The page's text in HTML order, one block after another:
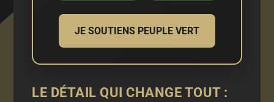
JE SOUTIENS PEUPLE VERT
LE DÉTAIL QUI CHANGE TOUT :